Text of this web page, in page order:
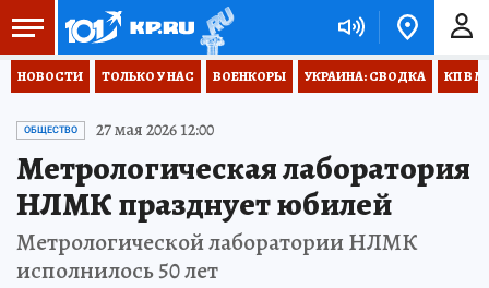
НОВОСТИ ТОЛЬКО У НАС ВОЕНКОРЫ УКРАИНА: СВОДКА КП В
ОБЩЕСТВО 27 мая 2026 12:00
Метрологическая лаборатория
НЛМК празднует юбилей
Метрологической лаборатории НЛМК
исполнилось 50 лет